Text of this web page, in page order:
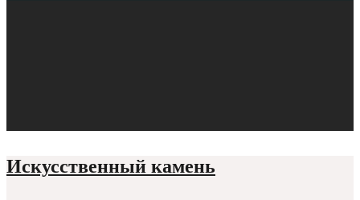
Искусственный камень